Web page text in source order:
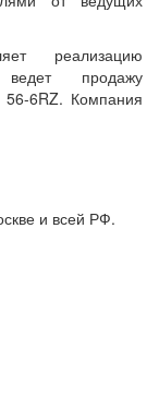
реализацию
продажу
56-6RZ. Компания
и всей РФ.